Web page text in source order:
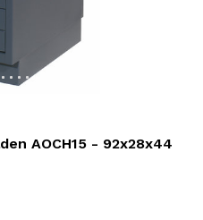
AOCH15 - 92x28x44